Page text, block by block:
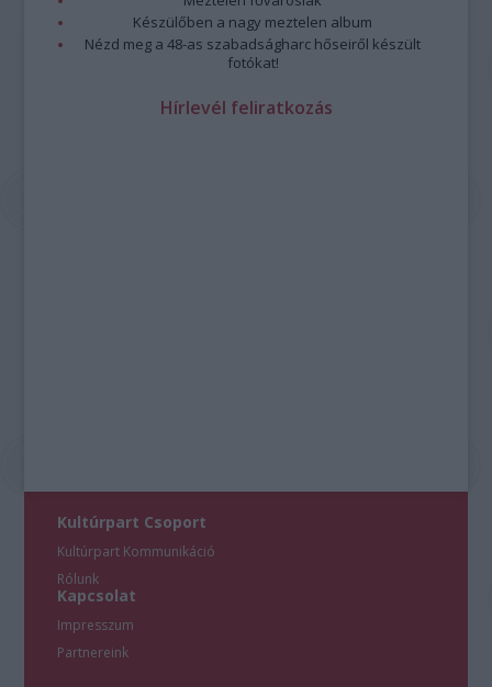
Készülőben a nagy meztelen album
Nézd meg a 48-as szabadságharc hőseiről készült
fotókat!
Hírlevél feliratkozás
Kultúrpart Csoport
Kultúrpart Kommunikáció
Rólunk
Kapcsolat
Impresszum
Partnereink